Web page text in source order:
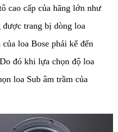
cao cấp của hãng lớn như
trang bị dòng loa
loa Bose phải kể đến
đó khi lựa chọn độ loa
loa Sub âm trầm của